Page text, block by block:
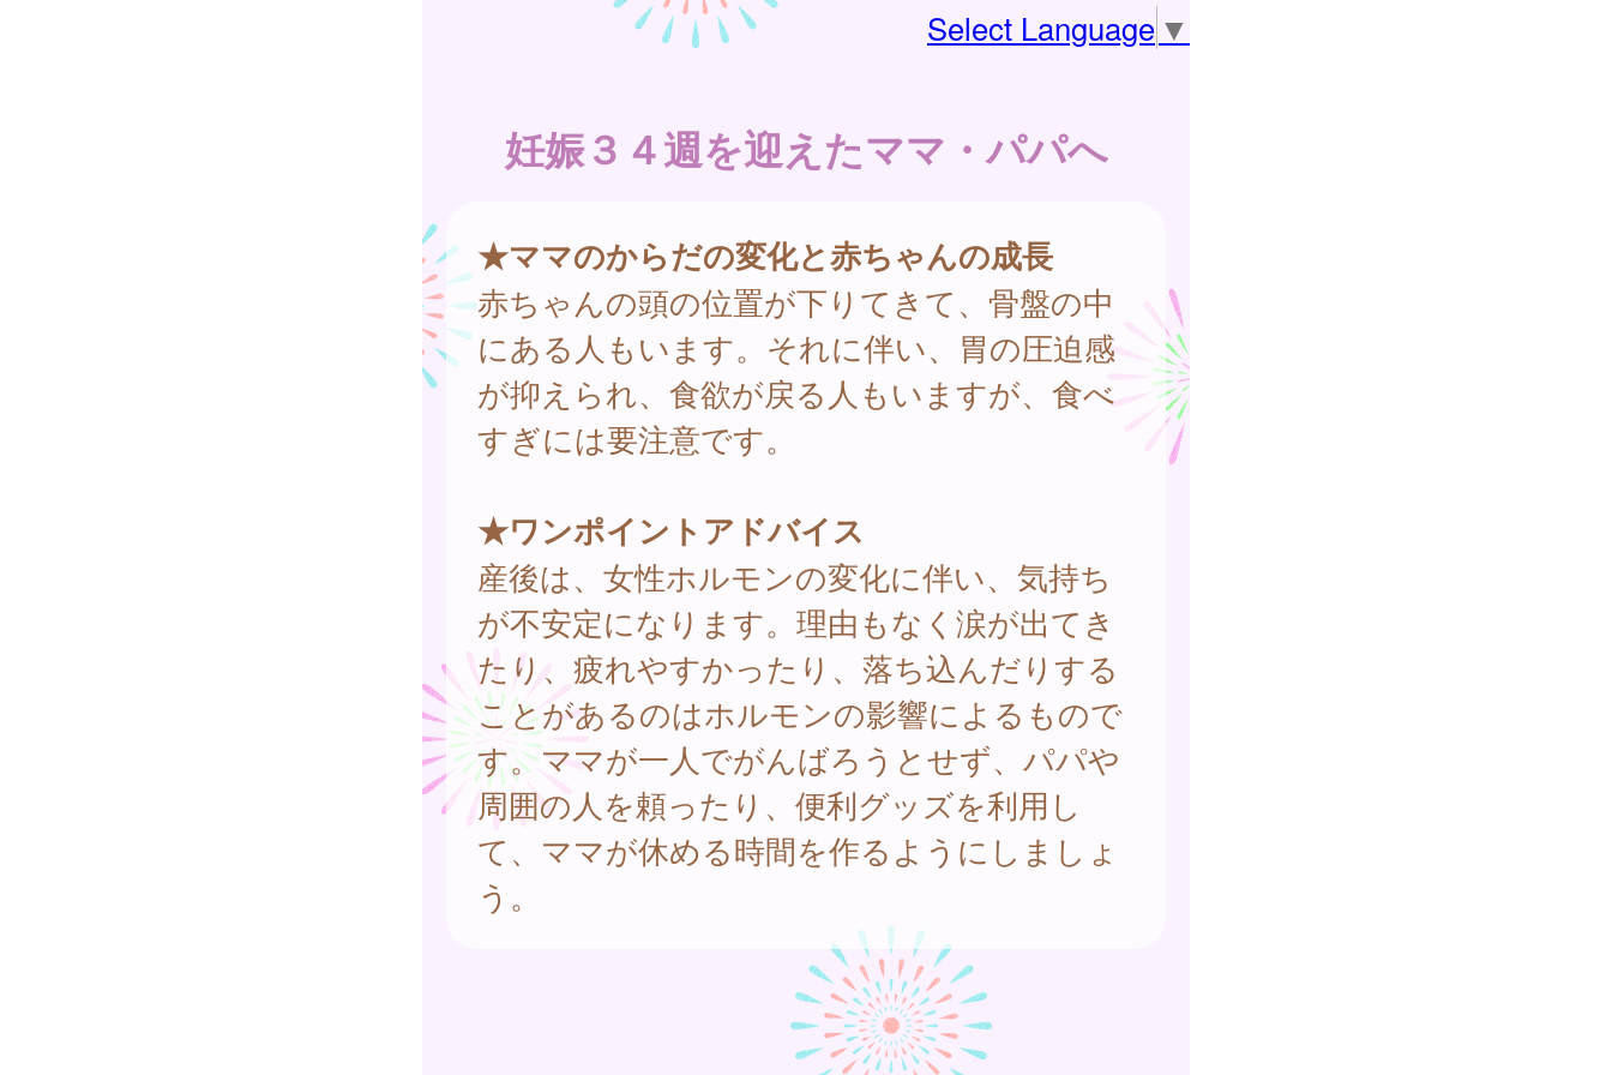
Select Language ▼
妊娠３４週を迎えたママ・パパへ
★ママのからだの変化と赤ちゃんの成長
赤ちゃんの頭の位置が下りてきて、骨盤の中
にある人もいます。それに伴い、胃の圧迫感
が抑えられ、食欲が戻る人もいますが、食べ
すぎには要注意です。
★ワンポイントアドバイス
産後は、女性ホルモンの変化に伴い、気持ち
が不安定になります。理由もなく涙が出てき
たり、疲れやすかったり、落ち込んだりする
ことがあるのはホルモンの影響によるもので
す。ママが一人でがんばろうとせず、パパや
周囲の人を頼ったり、便利グッズを利用し
て、ママが休める時間を作るようにしましょ
う。